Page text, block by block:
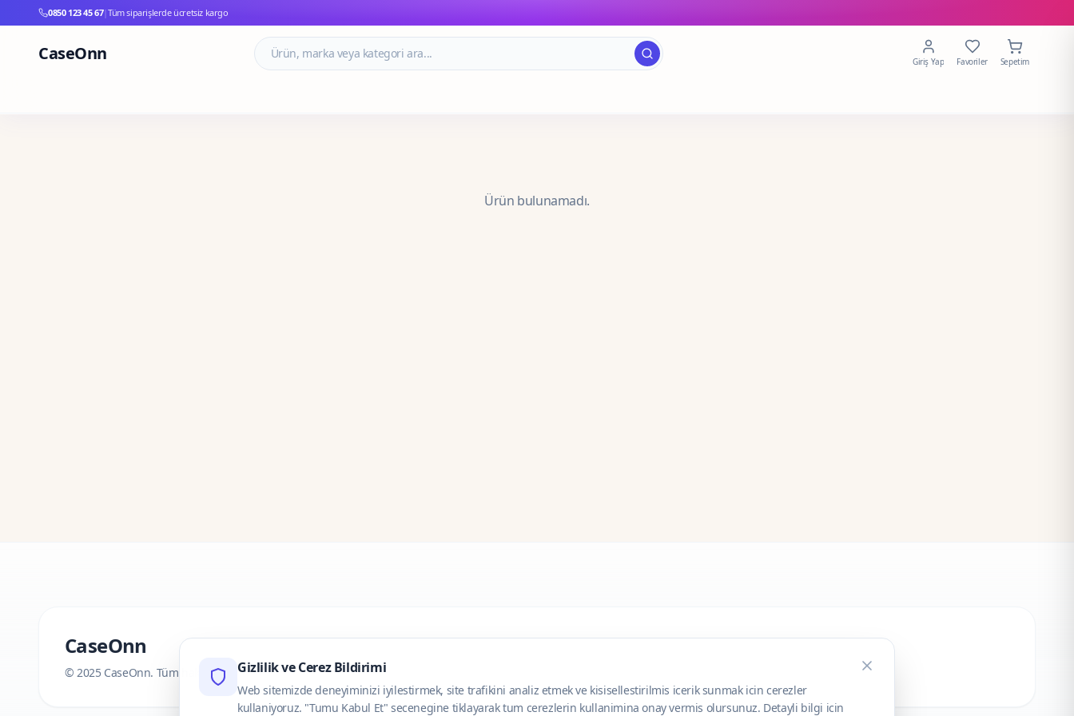
0850 123 45 67|Tüm siparişlerde ücretsiz kargo
CaseOnn Giriş Yap Favoriler Sepetim
Ürün bulunamadı.
CaseOnn
© 2025 CaseOnn. Tüm hakları saklıdır.Gizlilik ve Cerez Bildirimi
Web sitemizde deneyiminizi iyilestirmek, site trafikini analiz etmek ve kisisellestirilmis icerik sunmak icin cerezler
kullaniyoruz. "Tumu Kabul Et" secenegine tiklayarak tum cerezlerin kullanimina onay vermis olursunuz. Detayli bilgi icin